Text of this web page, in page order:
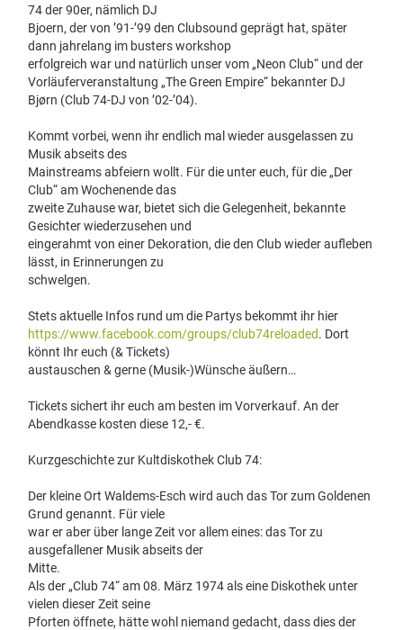
74 der 90er, nämlich DJ
Bjoern, der von ’91-’99 den Clubsound geprägt hat, später
dann jahrelang im busters workshop
erfolgreich war und natürlich unser vom „Neon Club“ und der
Vorläuferveranstaltung „The Green Empire“ bekannter DJ
Bjørn (Club 74-DJ von ’02-’04).
Kommt vorbei, wenn ihr endlich mal wieder ausgelassen zu
Musik abseits des
Mainstreams abfeiern wollt. Für die unter euch, für die „Der
Club“ am Wochenende das
zweite Zuhause war, bietet sich die Gelegenheit, bekannte
Gesichter wiederzusehen und
eingerahmt von einer Dekoration, die den Club wieder aufleben
lässt, in Erinnerungen zu
schwelgen.
Stets aktuelle Infos rund um die Partys bekommt ihr hier
https://www.facebook.com/groups/club74reloaded. Dort
könnt Ihr euch (& Tickets)
austauschen & gerne (Musik-)Wünsche äußern…
Tickets sichert ihr euch am besten im Vorverkauf. An der
Abendkasse kosten diese 12,- €.
Kurzgeschichte zur Kultdiskothek Club 74:
Der kleine Ort Waldems-Esch wird auch das Tor zum Goldenen
Grund genannt. Für viele
war er aber über lange Zeit vor allem eines: das Tor zu
ausgefallener Musik abseits der
Mitte.
Als der „Club 74“ am 08. März 1974 als eine Diskothek unter
vielen dieser Zeit seine
Pforten öffnete, hätte wohl niemand gedacht, dass dies der